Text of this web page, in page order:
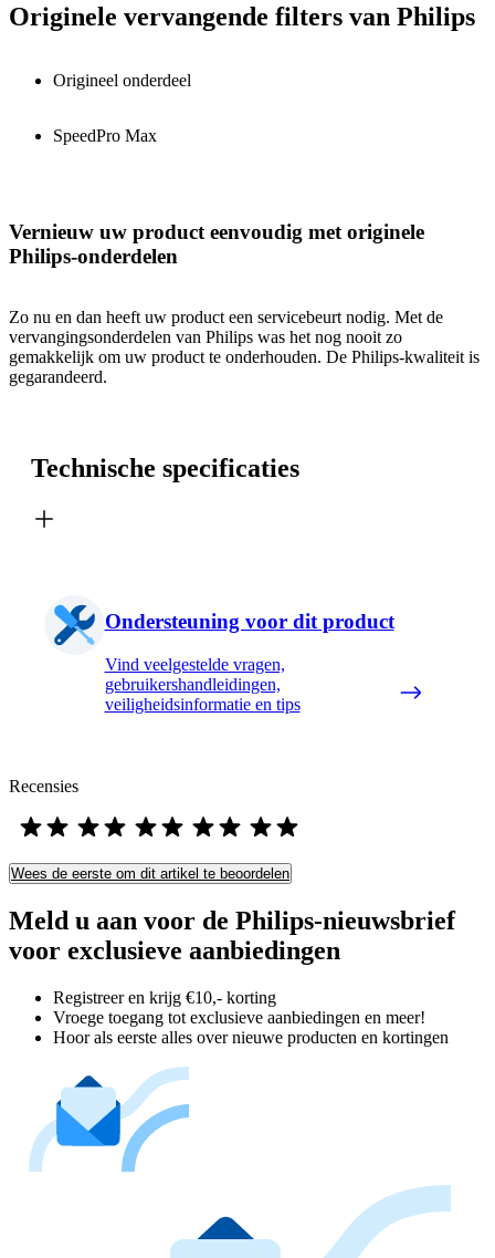
Originele vervangende filters van Philips
Origineel onderdeel
SpeedPro Max
Vernieuw uw product eenvoudig met originele
Philips-onderdelen
Zo nu en dan heeft uw product een servicebeurt nodig. Met de
vervangingsonderdelen van Philips was het nog nooit zo
gemakkelijk om uw product te onderhouden. De Philips-kwaliteit is
gegarandeerd.
Technische specificaties
Ondersteuning voor dit product
Vind veelgestelde vragen,
gebruikershandleidingen,
veiligheidsinformatie en tips
Recensies
Wees de eerste om dit artikel te beoordelen
Meld u aan voor de Philips-nieuwsbrief
voor exclusieve aanbiedingen
Registreer en krijg €10,- korting
Vroege toegang tot exclusieve aanbiedingen en meer!
Hoor als eerste alles over nieuwe producten en kortingen